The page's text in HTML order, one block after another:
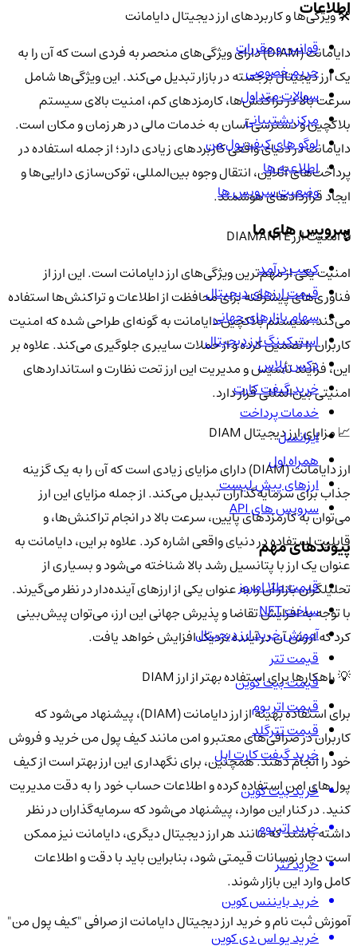
🛠️ ویژگی‌ها و کاربردهای ارز دیجیتال دایامانت
دایامانت (DIAM) دارای ویژگی‌های منحصر به فردی است که آن را به
یک ارز دیجیتال برجسته در بازار تبدیل می‌کند. این ویژگی‌ها شامل
سرعت بالا در تراکنش‌ها، کارمزدهای کم، امنیت بالای سیستم
بلاکچین و دسترسی آسان به خدمات مالی در هر زمان و مکان است.
دایامانت در دنیای واقعی کاربردهای زیادی دارد؛ از جمله استفاده در
پرداخت‌های آنلاین، انتقال وجوه بین‌المللی، توکن‌سازی دارایی‌ها و
ایجاد قراردادهای هوشمند.
🔒 امنیت ارز DIAMANTE
امنیت یکی از مهم‌ترین ویژگی‌های ارز دایامانت است. این ارز از
فناوری‌های پیشرفته برای محافظت از اطلاعات و تراکنش‌ها استفاده
می‌کند. سیستم بلاکچین دایامانت به گونه‌ای طراحی شده که امنیت
کاربران را تضمین کرده و از حملات سایبری جلوگیری می‌کند. علاوه بر
این، فرآیند تأسیس و مدیریت این ارز تحت نظارت و استانداردهای
امنیتی بین‌المللی قرار دارد.
📈 مزایای ارز دیجیتال DIAM
ارز دایامانت (DIAM) دارای مزایای زیادی است که آن را به یک گزینه
جذاب برای سرمایه‌گذاران تبدیل می‌کند. از جمله مزایای این ارز
می‌توان به کارمزدهای پایین، سرعت بالا در انجام تراکنش‌ها، و
قابلیت استفاده در دنیای واقعی اشاره کرد. علاوه بر این، دایامانت به
عنوان یک ارز با پتانسیل رشد بالا شناخته می‌شود و بسیاری از
تحلیلگران بازار آن را به عنوان یکی از ارزهای آینده‌دار در نظر می‌گیرند.
با توجه به افزایش تقاضا و پذیرش جهانی این ارز، می‌توان پیش‌بینی
کرد که ارزش آن در آینده نزدیک افزایش خواهد یافت.
💡 راهکارها برای استفاده بهتر از ارز DIAM
برای استفاده بهینه از ارز دایامانت (DIAM)، پیشنهاد می‌شود که
کاربران در صرافی‌های معتبر و امن مانند کیف پول من خرید و فروش
خود را انجام دهند. همچنین، برای نگهداری این ارز بهتر است از کیف
پول‌های امن استفاده کرده و اطلاعات حساب خود را به دقت مدیریت
کنید. در کنار این موارد، پیشنهاد می‌شود که سرمایه‌گذاران در نظر
داشته باشند که مانند هر ارز دیجیتال دیگری، دایامانت نیز ممکن
است دچار نوسانات قیمتی شود، بنابراین باید با دقت و اطلاعات
کامل وارد این بازار شوند.
آموزش ثبت نام و خرید ارز دیجیتال دایامانت از صرافی "کیف پول من"
اطلاعات
قوانین و مقررات
حریم خصوصی
سوالات متداول
مرکز پشتیبانی
لوگو های کیف پول من
اطلاعیه ها
وضعیت سرویس ها
سرویس های ما
کسب درآمد
قیمت ارزهای دیجیتال
سهام بازارهای جهانی
استیکینگ ارز دیجیتال
دکس پلاس
خرید گیفت کارت
خدمات پرداخت
ایرانسل
همراه اول
ارزهای پیش لیست
سرویس های API
پیوندهای مهم
قیمت طلا امروز
ساخت NFT
آموزش خرید ارز دیجیتال
قیمت تتر
قیمت بیت کوین
قیمت اتریوم
قیمت تترگلد
خرید گیفت کارت اپل
خرید بیت کوین
خرید اتریوم
خرید تتر
خرید بایننس کوین
خرید یو اس دی کوین